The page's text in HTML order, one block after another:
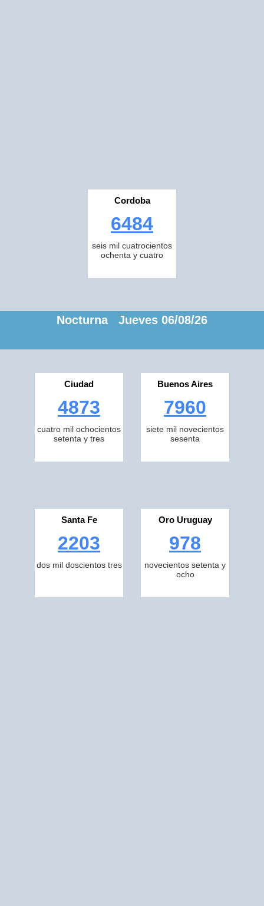
Cordoba
6484
seis mil cuatrocientos
ochenta y cuatro
Nocturna Jueves 06/08/26
Ciudad
4873
cuatro mil ochocientos
setenta y tres
Buenos Aires
7960
siete mil novecientos
sesenta
Santa Fe
2203
dos mil doscientos tres
Oro Uruguay
978
novecientos setenta y
ocho